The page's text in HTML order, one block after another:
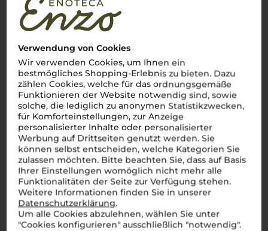
Verwendung von Cookies
Wir verwenden Cookies, um Ihnen ein
bestmögliches Shopping-Erlebnis zu bieten. Dazu
zählen Cookies, welche für das ordnungsgemäße
Funktionieren der Website notwendig sind, sowie
solche, die lediglich zu anonymen Statistikzwecken,
für Komforteinstellungen, zur Anzeige
personalisierter Inhalte oder personalisierter
Werbung auf Drittseiten genutzt werden. Sie
können selbst entscheiden, welche Kategorien Sie
zulassen möchten. Bitte beachten Sie, dass auf Basis
Ihrer Einstellungen womöglich nicht mehr alle
Funktionalitäten der Seite zur Verfügung stehen.
Weitere Informationen finden Sie in unserer
Datenschutzerklärung.
Um alle Cookies abzulehnen, wählen Sie unter
"Cookies konfigurieren" ausschließlich "notwendig".
zurückreicht. Hier, auf vulkanischen Böden und unter einem
strahlenden Himmel, gedeihen Weine wie der kraftvolle
d'Avolaund der lebendige
wahren Geist Italiens einfängt: authentisch, vielfältig und
voller Energie. Von den Hängen des Ätna bis zu den
Küstenebenen entstehen Weine, die das Herz eines jeden
Weinliebhabers höher schlagen lassen. Große Namen wie
Donnafugata,PlanetaundTasca d'Almeritastehen für die
herausragende Qualitätsizilianischer Weine . Ein Wein dieser
Insel ist wie ein kurzer Ausflug nach Italien – voller
Geschmack, Leidenschaft und Lebensfreude. Salute!
Mehr Weine aus Sizilien